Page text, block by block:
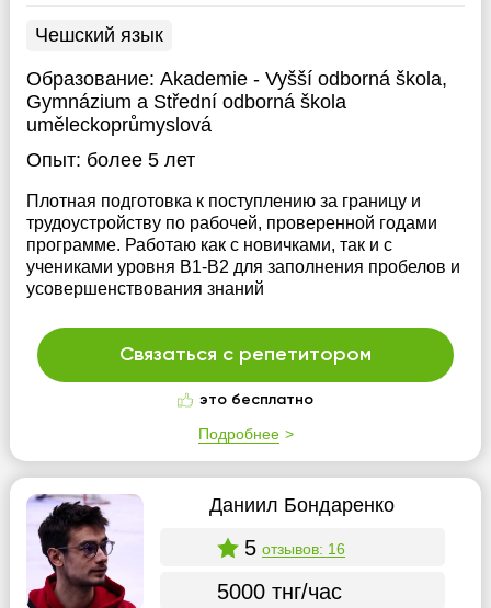
Чешский язык
Образование: Akademie - Vyšší odborná škola,
Gymnázium a Střední odborná škola
uměleckoprůmyslová
Опыт: более 5 лет
Плотная подготовка к поступлению за границу и
трудоустройству по рабочей, проверенной годами
программе. Работаю как с новичками, так и с
учениками уровня B1-B2 для заполнения пробелов и
усовершенствования знаний
Связаться с репетитором
это бесплатно
Подробнее
Даниил Бондаренко
5 отзывов: 16
5000 тнг/час